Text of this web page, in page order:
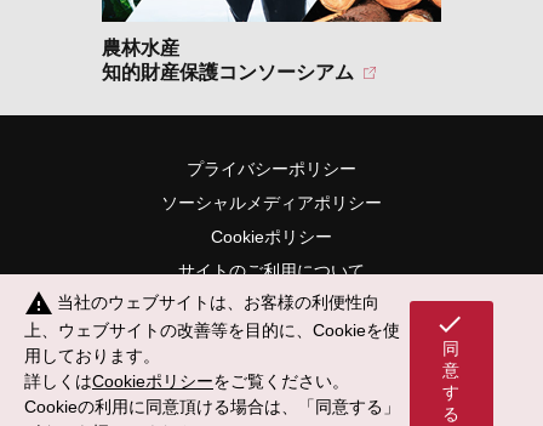
農林水産
知的財産保護コンソーシアム
プライバシーポリシー
ソーシャルメディアポリシー
Cookieポリシー
サイトのご利用について
サイトマップ
© 2002-2026 Mark-i,inc. All Rights Reserved.
warning 当社のウェブサイトは、お客様の利便性向
上、ウェブサイトの改善等を目的に、Cookieを使
用しております。
詳しくはCookieポリシーをご覧ください。
Cookieの利用に同意頂ける場合は、「同意する」
check
同
意
す
る